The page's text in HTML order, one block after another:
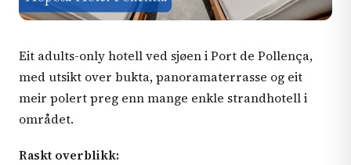
Eit adults-only hotell ved sjøen i Port de Pollença,
med utsikt over bukta, panoramaterrasse og eit
meir polert preg enn mange enkle strandhotell i
området.
Raskt overblikk: